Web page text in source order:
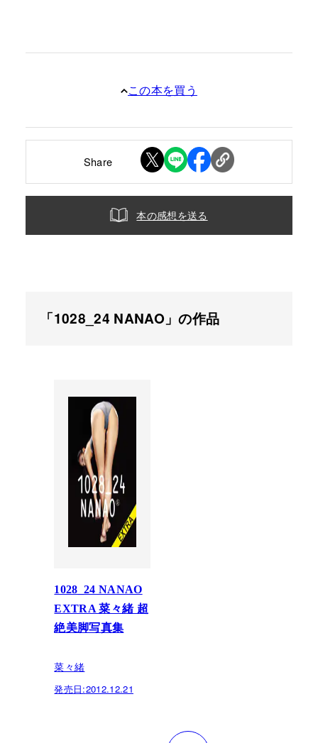
この本を買う
Share
本の感想を送る
「1028_24 NANAO」の作品
1028_24 NANAO
EXTRA 菜々緒 超
絶美脚写真集
菜々緒
発売日:2012.12.21